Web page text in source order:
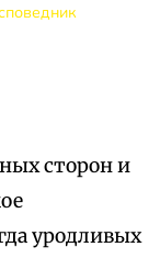
сторон и
уродливых